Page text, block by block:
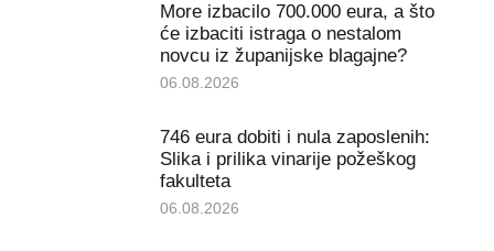
More izbacilo 700.000 eura, a što
će izbaciti istraga o nestalom
novcu iz županijske blagajne?
06.08.2026
746 eura dobiti i nula zaposlenih:
Slika i prilika vinarije požeškog
fakulteta
06.08.2026